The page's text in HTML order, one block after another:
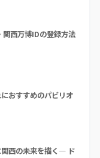
関西万博IDの登録方法
おすすめのパビリオ
西の未来を描く― ド